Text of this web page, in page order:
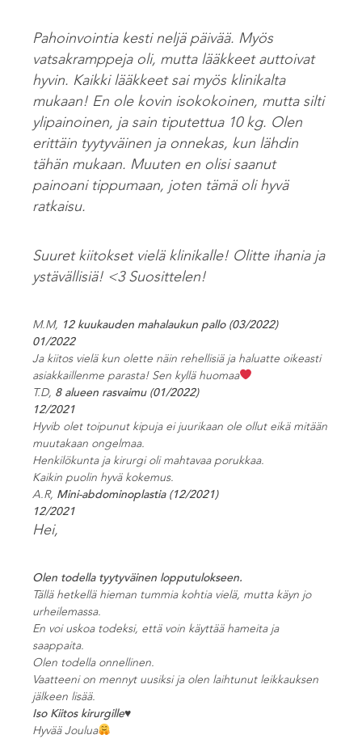
Pahoinvointia kesti neljä päivää. Myös
vatsakramppeja oli, mutta lääkkeet auttoivat
hyvin. Kaikki lääkkeet sai myös klinikalta
mukaan! En ole kovin isokokoinen, mutta silti
ylipainoinen, ja sain tiputettua 10 kg. Olen
erittäin tyytyväinen ja onnekas, kun lähdin
tähän mukaan. Muuten en olisi saanut
painoani tippumaan, joten tämä oli hyvä
ratkaisu.
Suuret kiitokset vielä klinikalle! Olitte ihania ja
ystävällisiä! <3 Suosittelen!
M.M, 12 kuukauden mahalaukun pallo (03/2022)
01/2022
Ja kiitos vielä kun olette näin rehellisiä ja haluatte oikeasti
asiakkaillenme parasta! Sen kyllä huomaa
T.D, 8 alueen rasvaimu (01/2022)
12/2021
Hyvib olet toipunut kipuja ei juurikaan ole ollut eikä mitään
muutakaan ongelmaa.
Henkilökunta ja kirurgi oli mahtavaa porukkaa.
Kaikin puolin hyvä kokemus.
A.R, Mini-abdominoplastia (12/2021)
12/2021
Hei,
Olen todella tyytyväinen lopputulokseen.
Tällä hetkellä hieman tummia kohtia vielä, mutta käyn jo
urheilemassa.
En voi uskoa todeksi, että voin käyttää hameita ja
saappaita.
Olen todella onnellinen.
Vaatteeni on mennyt uusiksi ja olen laihtunut leikkauksen
jälkeen lisää.
Iso Kiitos kirurgille♥️
Hyvää Joulua